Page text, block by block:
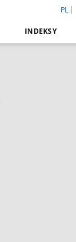
PL
INDEKSY